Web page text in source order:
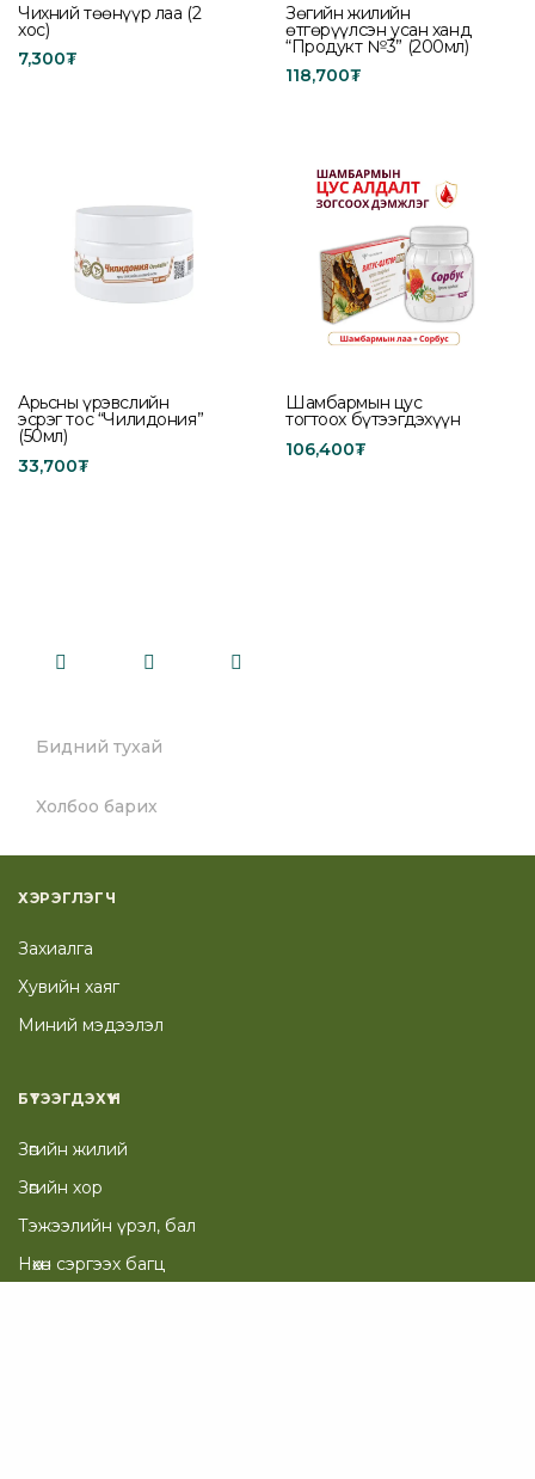
Чихний төөнүүр лаа (2
хос)
7,300₮
Зөгийн жилийн
өтгөрүүлсэн усан ханд
“Продукт №3” (200мл)
118,700₮
Арьсны үрэвслийн
эсрэг тос “Чилидония”
(50мл)
33,700₮
Шамбармын цус
тогтоох бүтээгдэхүүн
106,400₮
Бидний тухай
Холбоо барих
ХЭРЭГЛЭГЧ
Захиалга
Хувийн хаяг
Миний мэдээлэл
БҮТЭЭГДЭХҮҮН
Зөгийн жилий
Зөгийн хор
Тэжээлийн үрэл, бал
Нөхөн сэргээх багц